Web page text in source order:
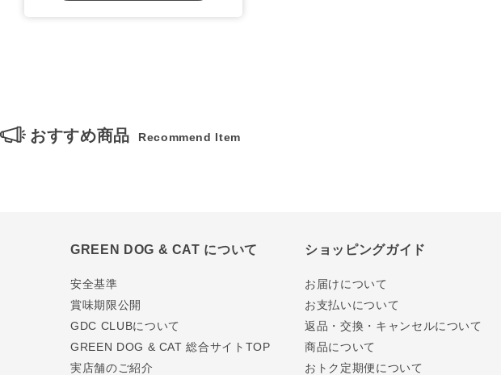
おすすめ商品 Recommend Item
GREEN DOG & CAT について
安全基準
賞味期限公開
GDC CLUBについて
GREEN DOG & CAT 総合サイトTOP
実店舗のご紹介
ショッピングガイド
お届けについて
お支払いについて
返品・交換・キャンセルについて
商品について
おトク定期便について